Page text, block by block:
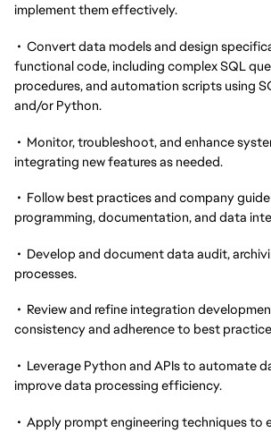
implement them effectively.
• Convert data models and design
functional code, including complex SQL
procedures, and automation scripts using
and/or Python.
• Monitor, troubleshoot, and enhance
integrating new features as needed.
• Follow best practices and company
programming, documentation, and data
• Develop and document data audit,
processes.
• Review and refine integration
consistency and adherence to best
• Leverage Python and APIs to automate
improve data processing efficiency.
• Apply prompt engineering techniques to